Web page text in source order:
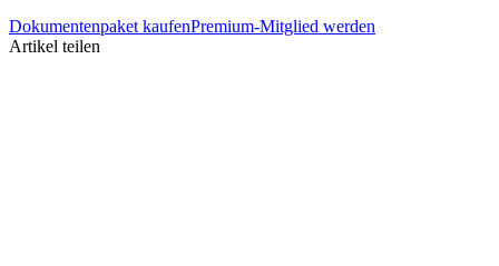
Dokumentenpaket kaufenPremium-Mitglied werden
Artikel teilen